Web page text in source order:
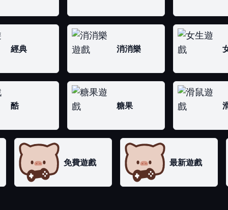
經典 消消樂
酷 糖果
免費遊戲 最新遊戲